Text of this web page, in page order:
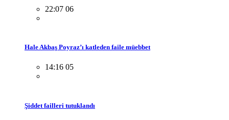
22:07 06
Hale Akbaş Poyraz’ı katleden faile müebbet
14:16 05
Şiddet failleri tutuklandı